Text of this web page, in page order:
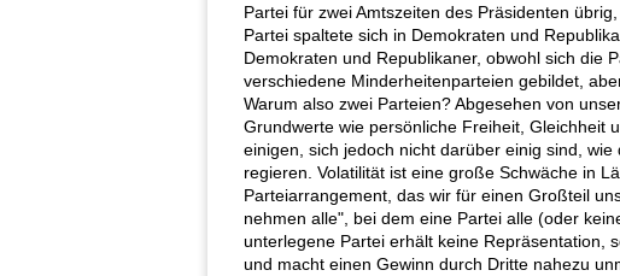
Partei für zwei Amtszeiten des Präsidenten
Partei spaltete sich in Demokraten und
Demokraten und Republikaner, obwohl sich die
verschiedene Minderheitenparteien gebildet,
Warum also zwei Parteien? Abgesehen von
Grundwerte wie persönliche Freiheit, Gleichheit
einigen, sich jedoch nicht darüber einig sind,
regieren. Volatilität ist eine große Schwäche in
Parteiarrangement, das wir für einen Großteil
nehmen alle", bei dem eine Partei alle (oder
unterlegene Partei erhält keine Repräsentation,
und macht einen Gewinn durch Dritte nahezu